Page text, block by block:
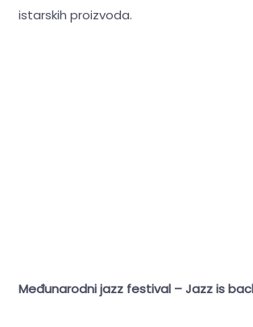
istarskih proizvoda.
Međunarodni jazz festival – Jazz is